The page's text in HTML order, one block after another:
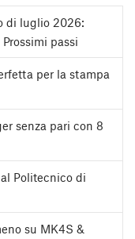
di luglio 2026:
passi
per la stampa
senza pari con 8
Politecnico di
su MK4S &